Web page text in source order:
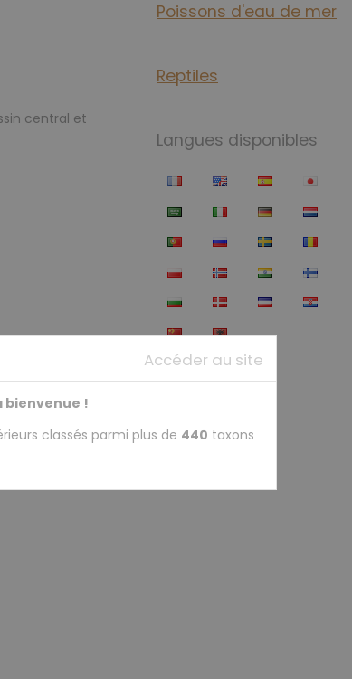
central et
Poissons d'eau de mer
Reptiles
Langues disponibles
Accéder au site
bienvenue !
classés parmi plus de 440 taxons